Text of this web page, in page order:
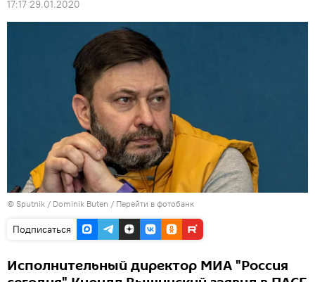
17:17 29.01.2020
© Sputnik / Dominik Buten / Перейти в фотобанк
Подписаться
Исполнительный директор МИА "Россия